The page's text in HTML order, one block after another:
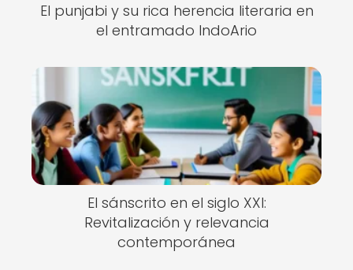
El punjabi y su rica herencia literaria en
el entramado IndoArio
El sánscrito en el siglo XXI:
Revitalización y relevancia
contemporánea